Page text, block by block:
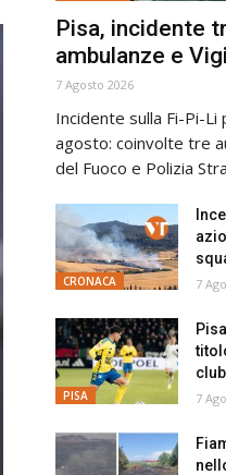
Pisa, incidente
ambulanze e
7 Agosto 2026
Incidente sulla Fi-Pi-
agosto: coinvolte tre
del Fuoco e Polizia
CRONACA 7
PISA
club
7